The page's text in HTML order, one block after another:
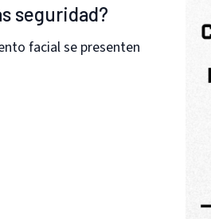
seguridad?
facial se presenten